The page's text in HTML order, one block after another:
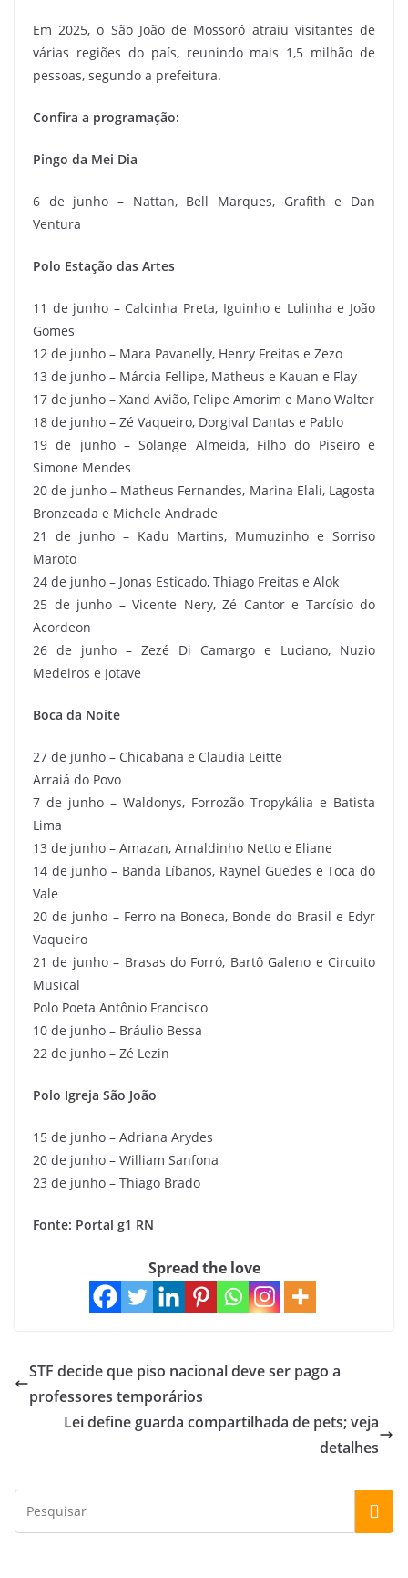
Em 2025, o São João de Mossoró atraiu visitantes de
várias regiões do país, reunindo mais 1,5 milhão de
pessoas, segundo a prefeitura.
Confira a programação:
Pingo da Mei Dia
6 de junho – Nattan, Bell Marques, Grafith e Dan
Ventura
Polo Estação das Artes
11 de junho – Calcinha Preta, Iguinho e Lulinha e João
Gomes
12 de junho – Mara Pavanelly, Henry Freitas e Zezo
13 de junho – Márcia Fellipe, Matheus e Kauan e Flay
17 de junho – Xand Avião, Felipe Amorim e Mano Walter
18 de junho – Zé Vaqueiro, Dorgival Dantas e Pablo
19 de junho – Solange Almeida, Filho do Piseiro e
Simone Mendes
20 de junho – Matheus Fernandes, Marina Elali, Lagosta
Bronzeada e Michele Andrade
21 de junho – Kadu Martins, Mumuzinho e Sorriso
Maroto
24 de junho – Jonas Esticado, Thiago Freitas e Alok
25 de junho – Vicente Nery, Zé Cantor e Tarcísio do
Acordeon
26 de junho – Zezé Di Camargo e Luciano, Nuzio
Medeiros e Jotave
Boca da Noite
27 de junho – Chicabana e Claudia Leitte
Arraiá do Povo
7 de junho – Waldonys, Forrozão Tropykália e Batista
Lima
13 de junho – Amazan, Arnaldinho Netto e Eliane
14 de junho – Banda Líbanos, Raynel Guedes e Toca do
Vale
20 de junho – Ferro na Boneca, Bonde do Brasil e Edyr
Vaqueiro
21 de junho – Brasas do Forró, Bartô Galeno e Circuito
Musical
Polo Poeta Antônio Francisco
10 de junho – Bráulio Bessa
22 de junho – Zé Lezin
Polo Igreja São João
15 de junho – Adriana Arydes
20 de junho – William Sanfona
23 de junho – Thiago Brado
Fonte: Portal g1 RN
Spread the love
STF decide que piso nacional deve ser pago a
professores temporários
Lei define guarda compartilhada de pets; veja
detalhes